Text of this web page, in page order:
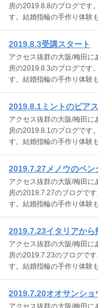
房の2019.8.8のブログです
す。結婚指輪の手作り体験
2019.8.3受講スタート
アクセス抜群の大阪/梅田
房の2019.8.3のブログです
す。結婚指輪の手作り体験
2019.8.1ミントのピアス
アクセス抜群の大阪/梅田
房の2019.8.1のブログです
す。結婚指輪の手作り体験
2019.7.27メノウのペン
アクセス抜群の大阪/梅田
房の2019.7.27のブログで
す。結婚指輪の手作り体験
2019.7.23イタリアから
アクセス抜群の大阪/梅田
房の2019.7.23のブログで
す。結婚指輪の手作り体験
2019.7.20オオサンショ